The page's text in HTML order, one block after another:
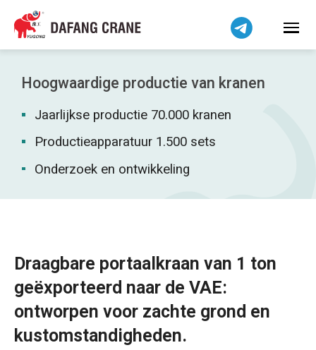
Hoogwaardige productie van kranen
Jaarlijkse productie 70.000 kranen
Productieapparatuur 1.500 sets
Onderzoek en ontwikkeling
Draagbare portaalkraan van 1 ton
geëxporteerd naar de VAE:
ontworpen voor zachte grond en
kustomstandigheden.
Bahasa Indonesia
Bahasa Melayu
Tiếng Việt
简体中文
فارسی
Pilipino
اردو
Kiswahili
Dansk
Norsk
O‘zbekcha